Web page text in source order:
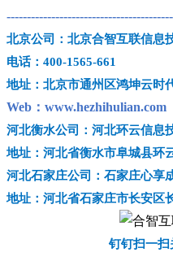
北京公司：北京合智互联信息
电话：400-1565-661
地址：北京市通州区鸿坤云时
Web：www.hezhihulian.com
河北衡水公司：河北环云信息
地址：河北省衡水市阜城县环
河北石家庄公司：石家庄心享
地址：河北省石家庄市长安区
钉钉扫一